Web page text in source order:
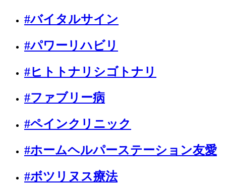
#バイタルサイン
#パワーリハビリ
#ヒトトナリシゴトナリ
#ファブリー病
#ペインクリニック
#ホームヘルパーステーション友愛
#ボツリヌス療法